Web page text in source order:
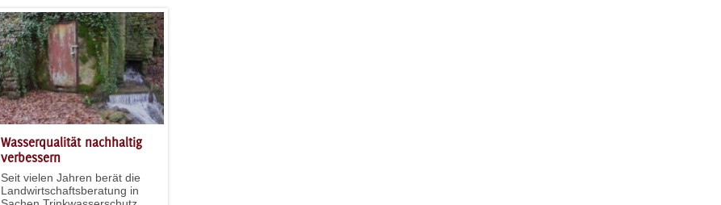
Wasserqualität nachhaltig
verbessern
Seit vielen Jahren berät die
Landwirtschaftsberatung in